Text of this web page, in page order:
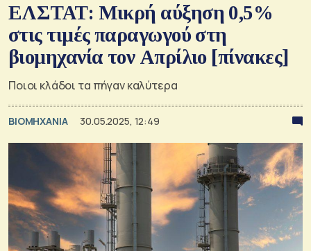
ΕΛΣΤΑΤ: Μικρή αύξηση 0,5%
στις τιμές παραγωγού στη
βιομηχανία τον Απρίλιο [πίνακες]
Ποιοι κλάδοι τα πήγαν καλύτερα
ΒΙΟΜΗΧΑΝΙΑ 30.05.2025, 12:49